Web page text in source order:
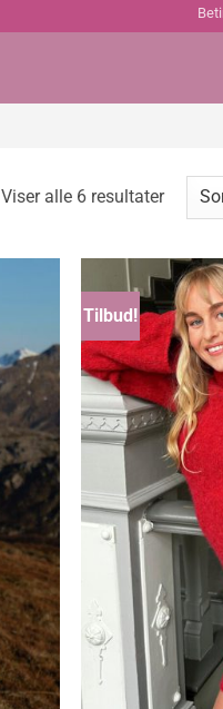
Viser alle 6 resultaterSortert
etter
Tilbud!